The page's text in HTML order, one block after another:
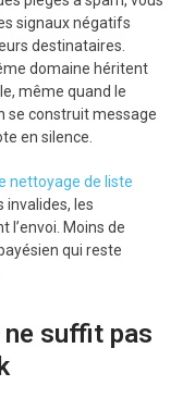
signaux négatifs
destinataires.
domaine héritent
même quand le
se construit message
en silence.
nettoyage de liste
invalides, les
l’envoi. Moins de
qui reste
suffit pas